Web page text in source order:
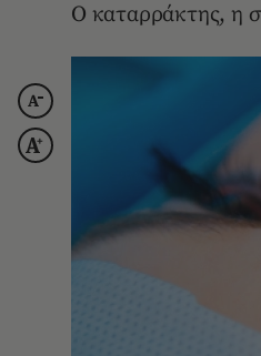
Ο καταρράκτης, η